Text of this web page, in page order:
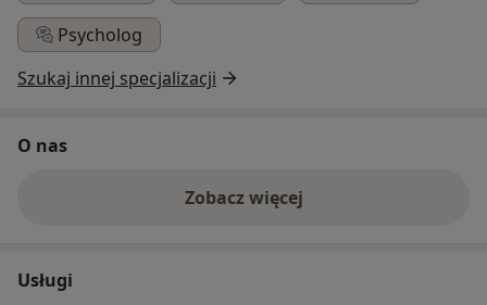
Psycholog
Szukaj innej specjalizacji
O nas
Zobacz więcej
Usługi